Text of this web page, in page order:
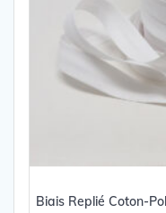
Biais Replié Coton-